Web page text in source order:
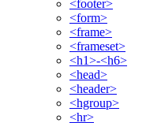
<footer>
<form>
<frame>
<frameset>
<h1>-<h6>
<head>
<header>
<hgroup>
<hr>